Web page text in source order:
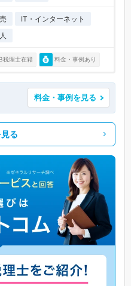
IT・インターネット
税理士在籍 料金・事例あり
料金・事例を見る
る